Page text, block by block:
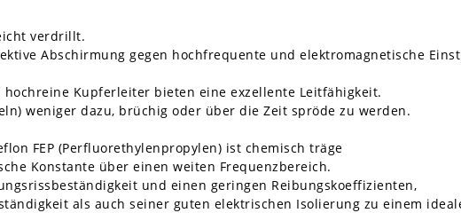
verdrillt.
Abschirmung gegen hochfrequente und elektromagnetische
hochreine Kupferleiter bieten eine exzellente Leitfähigkeit.
weniger dazu, brüchig oder über die Zeit spröde zu werden.
FEP (Perfluorethylenpropylen) ist chemisch träge
Konstante über einen weiten Frequenzbereich.
und einen geringen Reibungskoeffizienten,
als auch seiner guten elektrischen Isolierung zu einem